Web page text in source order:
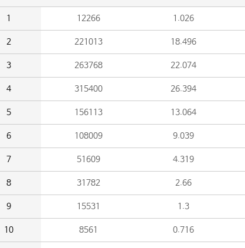
1 12266 1.026
2 221013 18.496
3 263768 22.074
4 315400 26.394
5 156113 13.064
6 108009 9.039
7 51609 4.319
8 31782 2.66
9 15531 1.3
10 8561 0.716